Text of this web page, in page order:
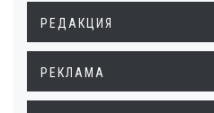
РЕДАКЦИЯ
РЕКЛАМА